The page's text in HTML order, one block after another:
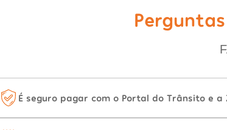
É seguro pagar com o Portal do Trânsito e a